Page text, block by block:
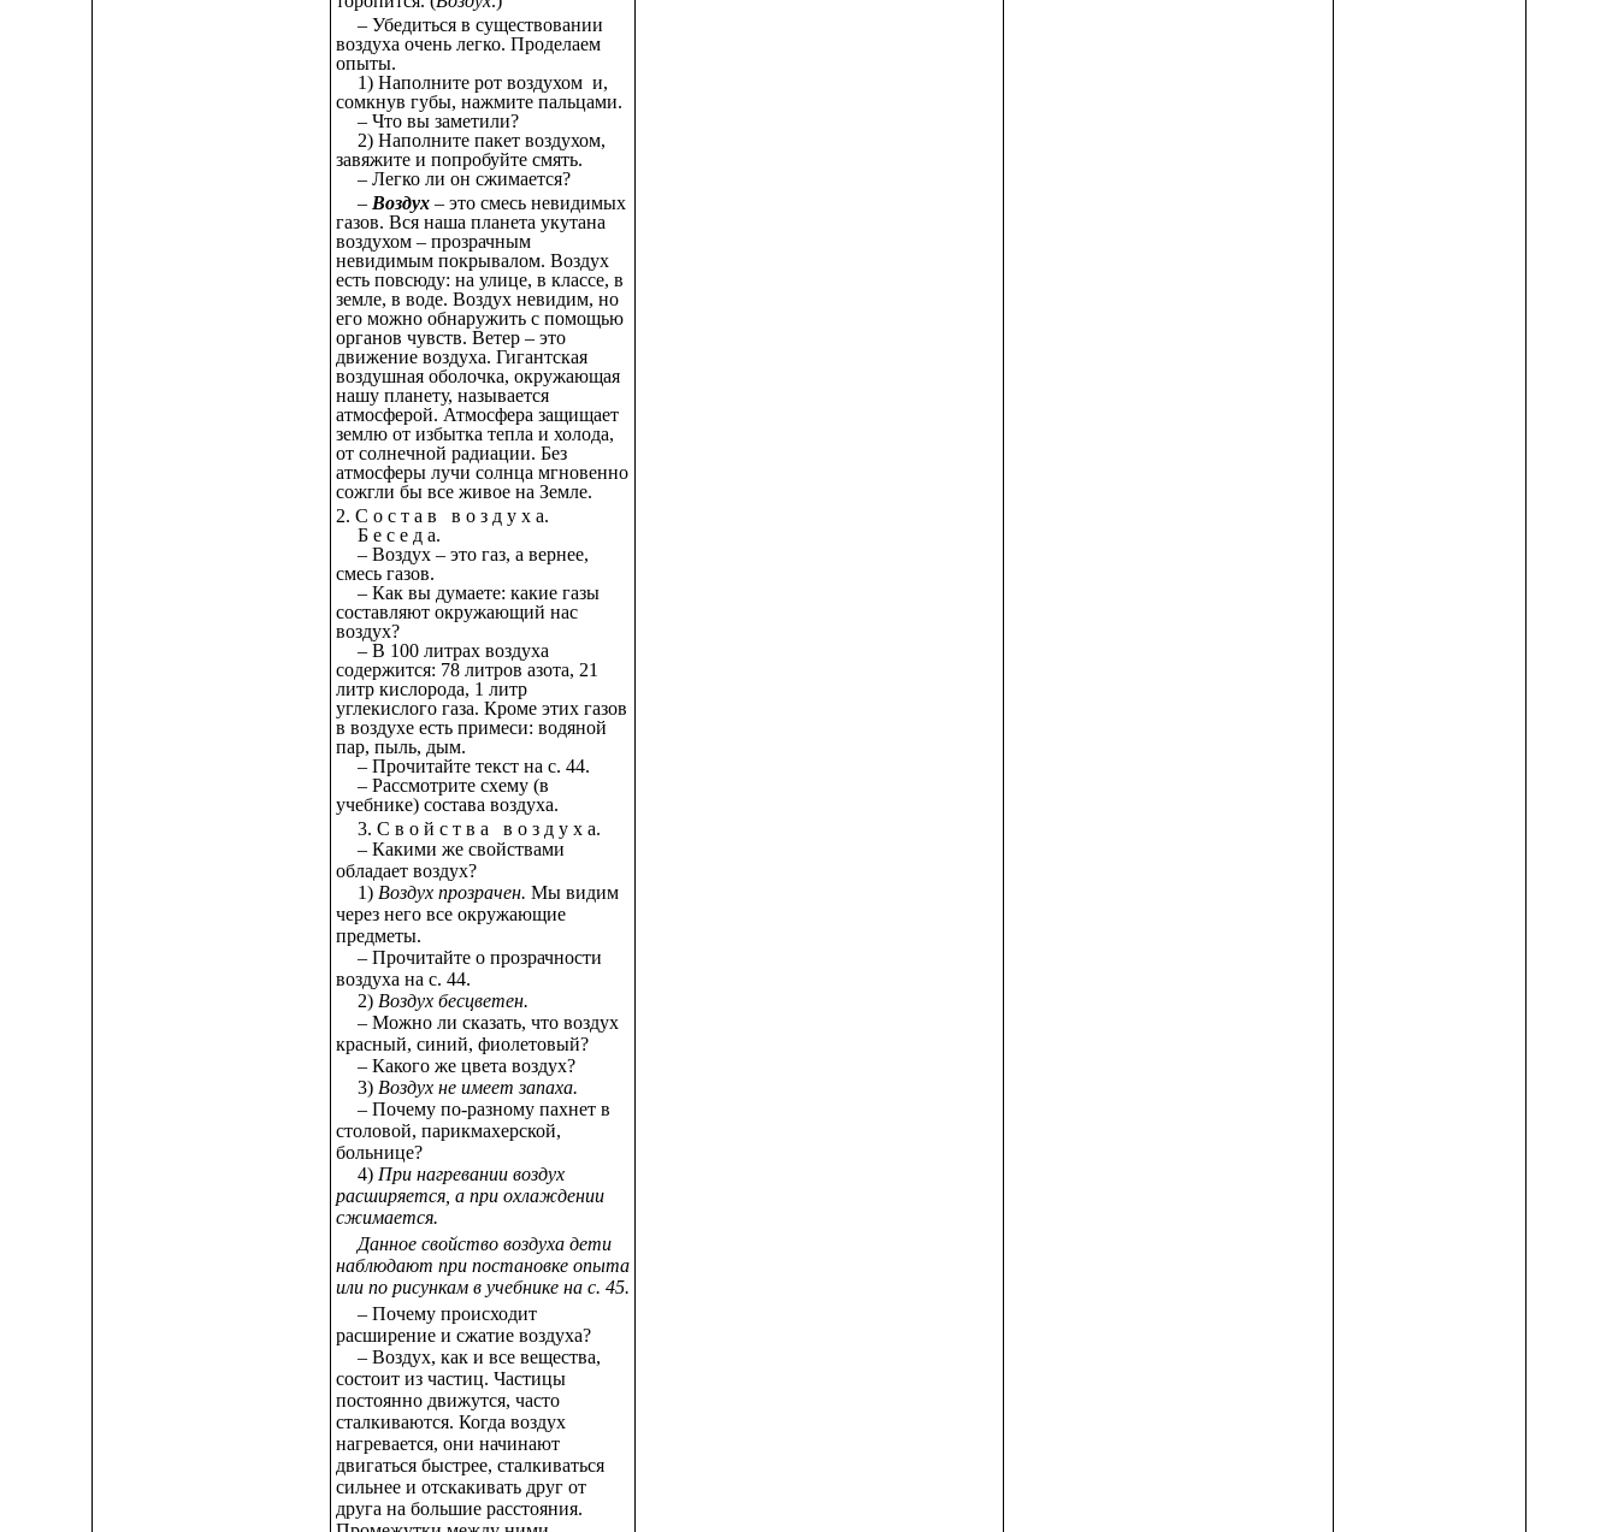
– Убедиться в существовании
воздуха очень легко. Проделаем
опыты.
1) Наполните рот воздухом и,
сомкнув губы, нажмите пальцами.
– Что вы заметили?
2) Наполните пакет воздухом,
завяжите и попробуйте смять.
– Легко ли он сжимается?
– Воздух – это смесь невидимых
газов. Вся наша планета укутана
воздухом – прозрачным
невидимым покрывалом. Воздух
есть повсюду: на улице, в классе, в
земле, в воде. Воздух невидим, но
его можно обнаружить с помощью
органов чувств. Ветер – это
движение воздуха. Гигантская
воздушная оболочка, окружающая
нашу планету, называется
атмосферой. Атмосфера защищает
землю от избытка тепла и холода,
от солнечной радиации. Без
атмосферы лучи солнца мгновенно
сожгли бы все живое на Земле.
2. С о с т а в в о з д у х а.
Б е с е д а.
– Воздух – это газ, а вернее,
смесь газов.
– Как вы думаете: какие газы
составляют окружающий нас
воздух?
– В 100 литрах воздуха
содержится: 78 литров азота, 21
литр кислорода, 1 литр
углекислого газа. Кроме этих газов
в воздухе есть примеси: водяной
пар, пыль, дым.
– Прочитайте текст на с. 44.
– Рассмотрите схему (в
учебнике) состава воздуха.
3. С в о й с т в а в о з д у х а.
– Какими же свойствами
обладает воздух?
1) Воздух прозрачен. Мы видим
через него все окружающие
предметы.
– Прочитайте о прозрачности
воздуха на с. 44.
2) Воздух бесцветен.
– Можно ли сказать, что воздух
красный, синий, фиолетовый?
– Какого же цвета воздух?
3) Воздух не имеет запаха.
– Почему по-разному пахнет в
столовой, парикмахерской,
больнице?
4) При нагревании воздух
расширяется, а при охлаждении
сжимается.
Данное свойство воздуха дети
наблюдают при постановке опыта
или по рисункам в учебнике на с. 45.
– Почему происходит
расширение и сжатие воздуха?
– Воздух, как и все вещества,
состоит из частиц. Частицы
постоянно движутся, часто
сталкиваются. Когда воздух
нагревается, они начинают
двигаться быстрее, сталкиваться
сильнее и отскакивать друг от
друга на большие расстояния.